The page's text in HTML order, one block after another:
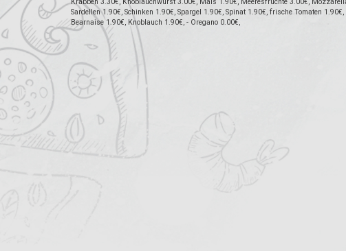
Sardellen 1.90€, Schinken 1.90€, Spargel 1.90€, Spinat 1.90€, frische Tomaten
Bearnaise 1.90€, Knoblauch 1.90€, - Oregano 0.00€,